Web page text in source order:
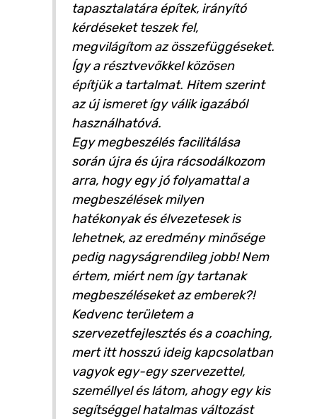
tapasztalatára építek, irányító
kérdéseket teszek fel,
megvilágítom az összefüggéseket.
Így a résztvevőkkel közösen
építjük a tartalmat. Hitem szerint
az új ismeret így válik igazából
használhatóvá.
Egy megbeszélés facilitálása
során újra és újra rácsodálkozom
arra, hogy egy jó folyamattal a
megbeszélések milyen
hatékonyak és élvezetesek is
lehetnek, az eredmény minősége
pedig nagyságrendileg jobb! Nem
értem, miért nem így tartanak
megbeszéléseket az emberek?!
Kedvenc területem a
szervezetfejlesztés és a coaching,
mert itt hosszú ideig kapcsolatban
vagyok egy-egy szervezettel,
személlyel és látom, ahogy egy kis
segítséggel hatalmas változást